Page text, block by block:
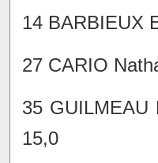
14 BARBIEUX
27 CARIO
35
15,0